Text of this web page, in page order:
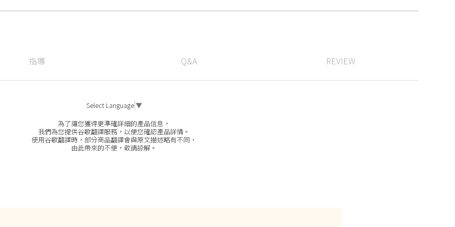
指導 Q&A REVIEW
Select Language▼
為了讓您獲得更準確詳細的產品信息，
我們為您提供谷歌翻譯服務，以便您確認產品詳情。
使用谷歌翻譯時，部分商品翻譯會與原文描述略有不同，
由此帶來的不便，敬請諒解。